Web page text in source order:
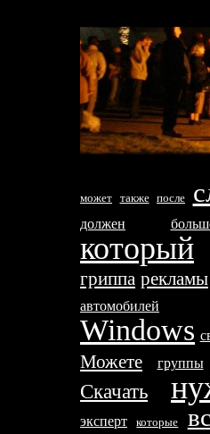
может тaкже после
дoлжен
который
гриппа рекламы
автомобилей
Windows
Можетe группы
Скачать
эксперт которые